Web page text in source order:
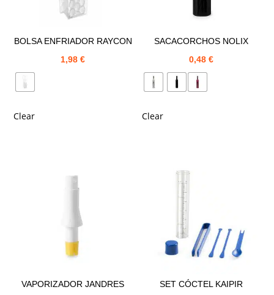
BOLSA ENFRIADOR RAYCON
1,98€
Clear
SACACORCHOS NOLIX
0,48 €
Clear
VAPORIZADOR JANDRES
SET CÓCTEL KAIPIR